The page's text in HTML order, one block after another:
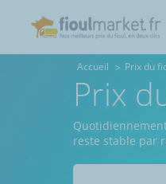
Accueil Prix du
Prix
reste stable par